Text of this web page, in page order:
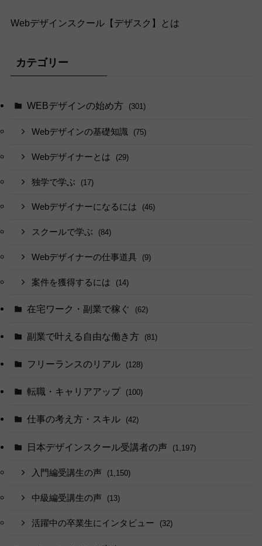
Webデザインスクール【デザスク】とは
カテゴリー
WEBデザインの始め方 (301)
Webデザインの基礎知識 (75)
Webデザイナーとは (29)
独学で学ぶ (17)
Webデザイナーになるには (46)
スクールで学ぶ (84)
Webデザイナーの仕事道具 (9)
案件を獲得するには (14)
在宅ワーク・副業で稼ぐ (62)
副業で叶える自由な働き方 (81)
フリーランスのリアル (128)
転職・キャリアアップ (100)
仕事の考え方・スキル (42)
日本デザインスクール受講者の声 (1,197)
入門編受講生の声 (1,150)
中級編受講生の声 (13)
活躍中の卒業生にインタビュー (32)